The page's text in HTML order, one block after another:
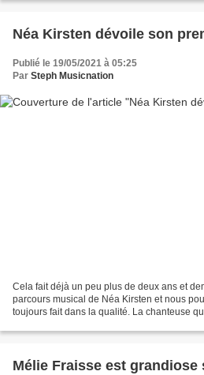
Néa Kirsten dévoile son
Publié le 19/05/2021 à 05:25
Par Steph Musicnation
Cela fait déjà un peu plus de deux ans et
parcours musical de Néa Kirsten et nous
toujours fait dans la qualité. La chanteuse
Mélie Fraisse est grandiose